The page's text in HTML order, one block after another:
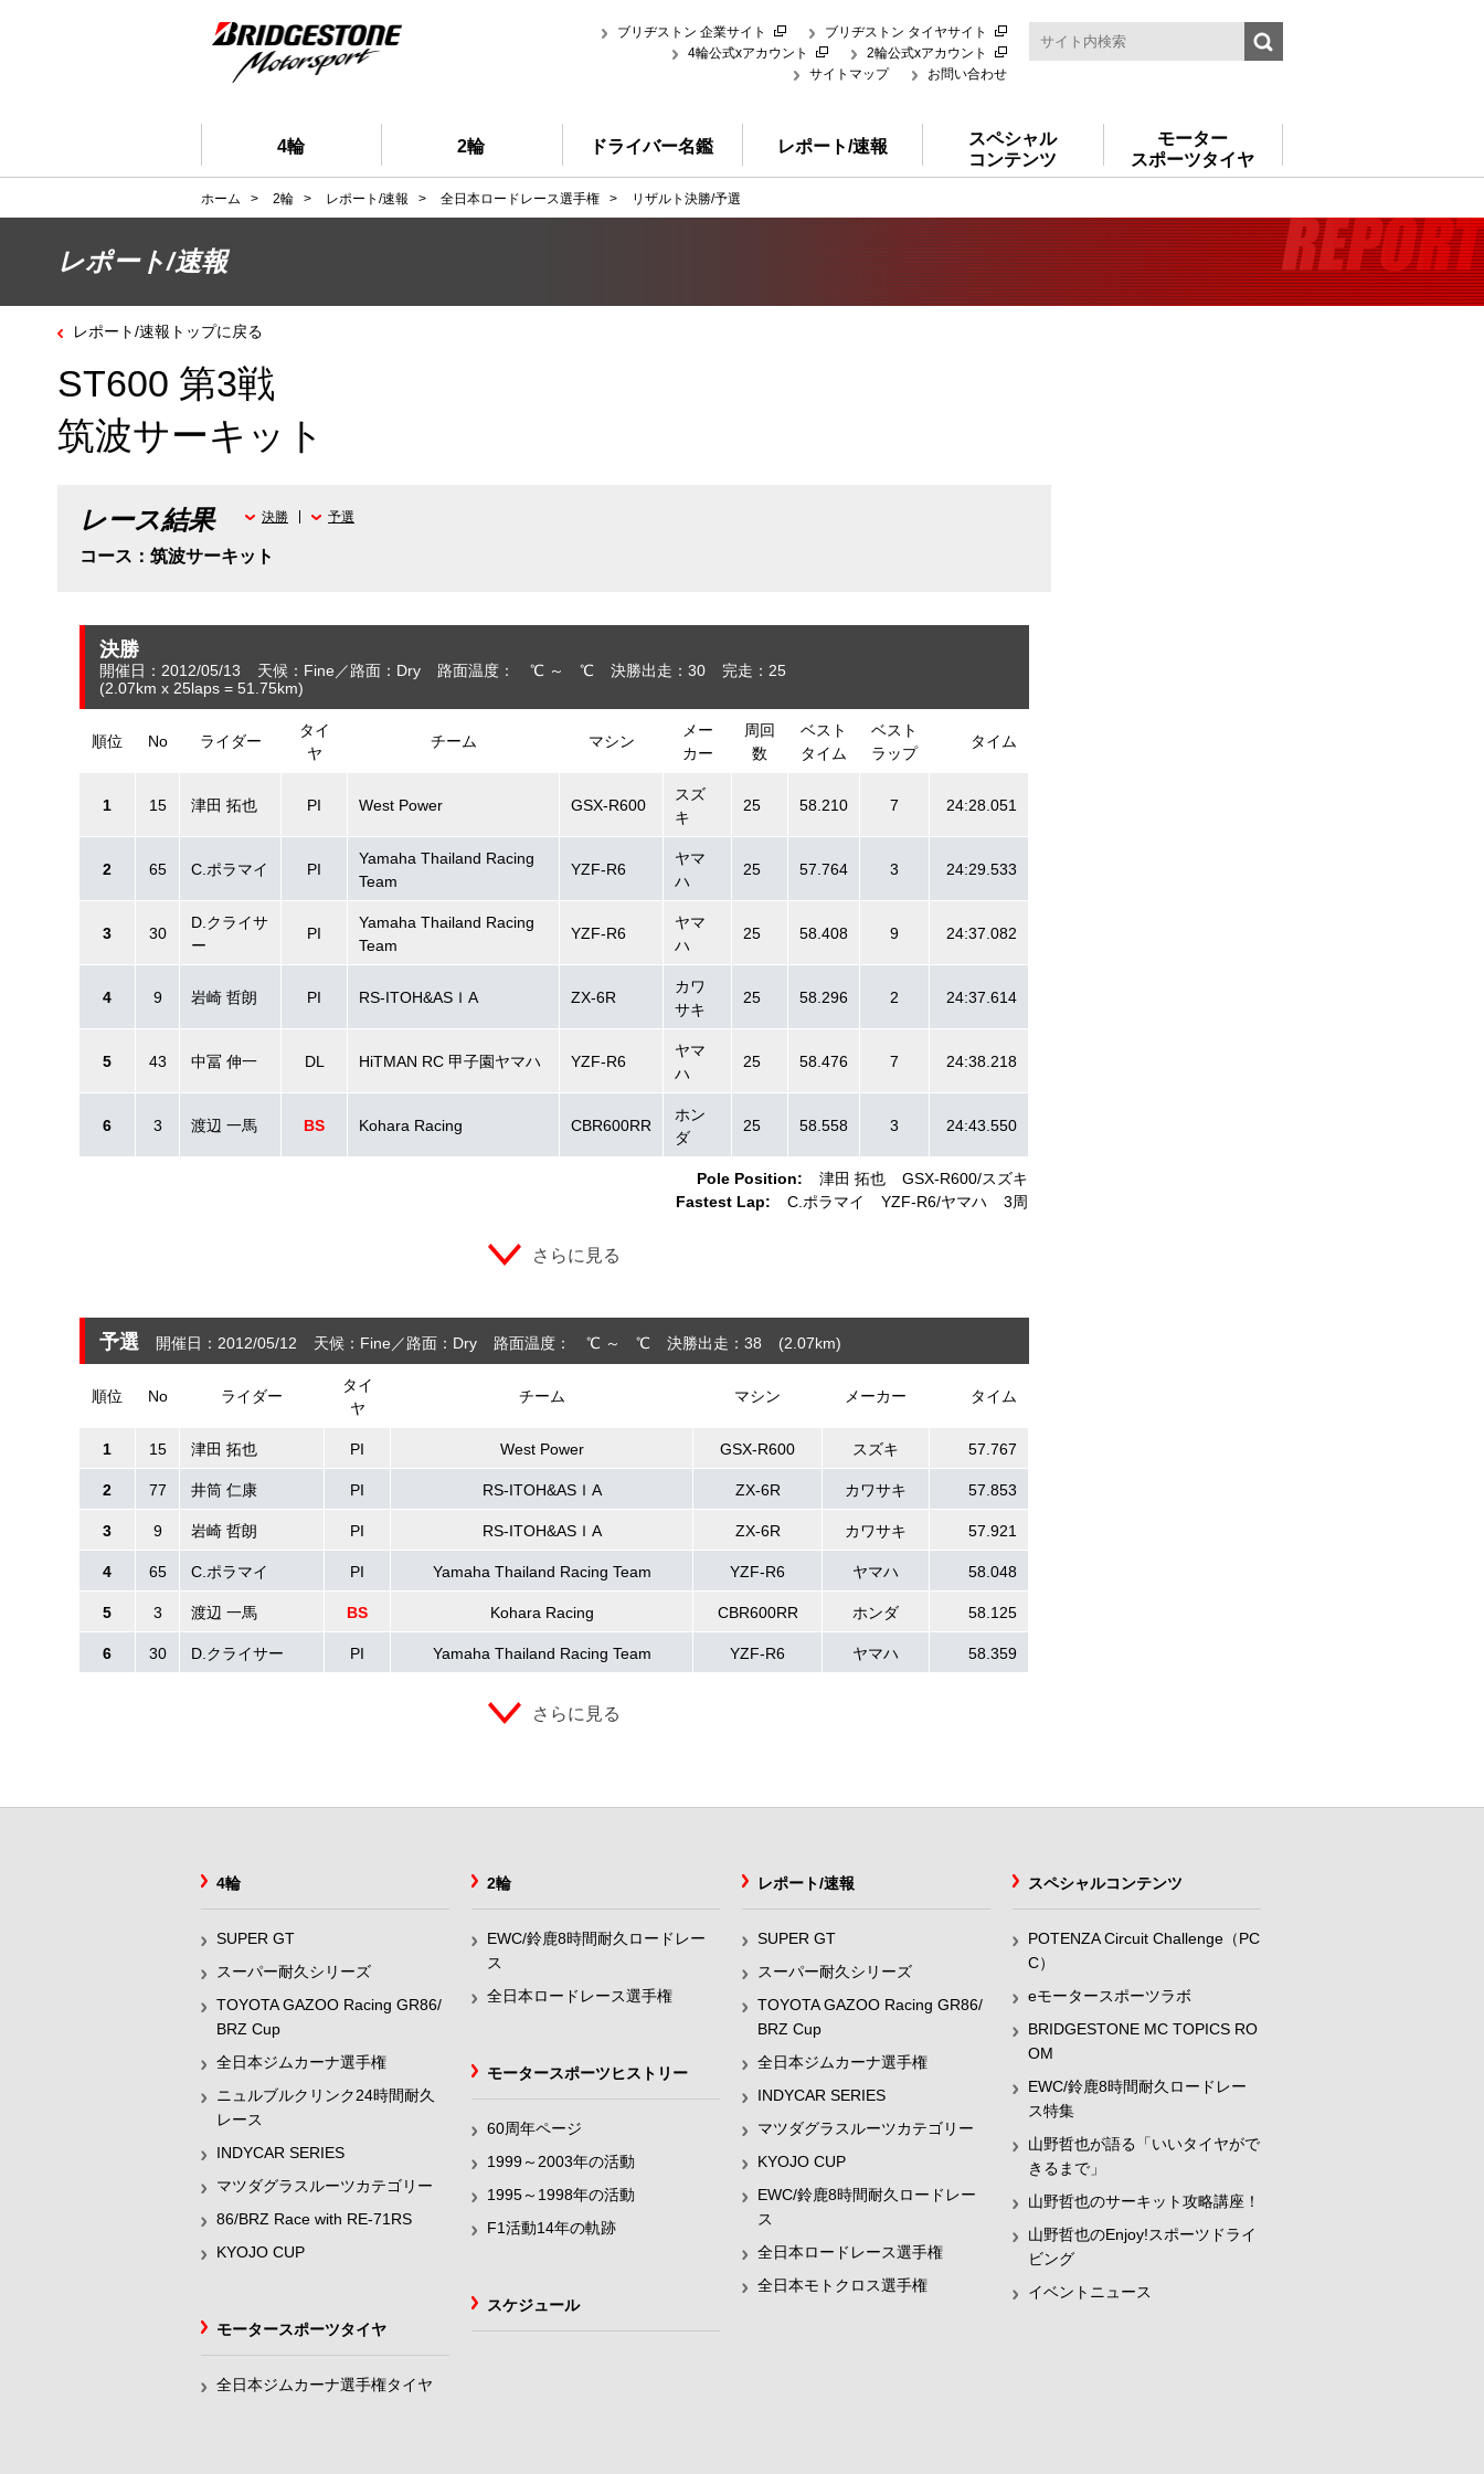
ブリヂストン 企業サイト
ブリヂストン タイヤサイト
4輪公式xアカウント
2輪公式xアカウント
サイトマップ
お問い合わせ
4輪 2輪 ドライバー名鑑 レポート/速報
スペシャル
コンテンツ
モーター
スポーツタイヤ
ホーム > 2輪 > レポート/速報 > 全日本ロードレース選手権 > リザルト決勝/予選
レポート/速報
レポート/速報トップに戻る
ST600 第3戦
筑波サーキット
レース結果
コース：筑波サーキット
決勝 予選
決勝
開催日：2012/05/13 天候：Fine 路面：Dry 路面温度： ℃ ～ ℃ 決勝出走：30
完走：25
(2.07km x 25laps = 51.75km)
順位 No ライダー
タイ
ヤ
チーム マシン
メー
カー
周回
数
ベスト
タイム
ベスト
ラップ
タイム
Pole Position: 津田 拓也 GSX-R600 スズキ
Fastest Lap:
C.ポラマイ YZF-R6 ヤマハ 3周
1 15 津田 拓也 PI West Power GSX-R600
スズ
キ
25 58.210 7 24:28.051
2 65 C.ポラマイ PI
Yamaha Thailand Racing
Team
YZF-R6
ヤマ
ハ
25 57.764 3 24:29.533
3 30
D.クライサ
ー
PI
Yamaha Thailand Racing
Team
YZF-R6
ヤマ
ハ
25 58.408 9 24:37.082
4 9 岩崎 哲朗 PI RS-ITOH&ASＩA ZX-6R
カワ
サキ
25 58.296 2 24:37.614
5 43 中冨 伸一 DL HiTMAN RC 甲子園ヤマハ YZF-R6
ヤマ
ハ
25 58.476 7 24:38.218
6 3 渡辺 一馬 BS Kohara Racing CBR600RR
ホン
ダ
25 58.558 3 24:43.550
さらに見る
予選 開催日：2012/05/12 天候：Fine 路面：Dry 路面温度： ℃ ～ ℃ 決勝出走：38 (2.07km)
順位 No ライダー
タイ
ヤ
チーム マシン メーカー タイム
1 15 津田 拓也 PI West Power GSX-R600 スズキ 57.767
2 77 井筒 仁康 PI RS-ITOH&ASＩA ZX-6R カワサキ 57.853
3 9 岩崎 哲朗 PI RS-ITOH&ASＩA ZX-6R カワサキ 57.921
4 65 C.ポラマイ PI Yamaha Thailand Racing Team YZF-R6 ヤマハ 58.048
5 3 渡辺 一馬 BS Kohara Racing CBR600RR ホンダ 58.125
6 30 D.クライサー PI Yamaha Thailand Racing Team YZF-R6 ヤマハ 58.359
さらに見る
4輪
SUPER GT
スーパー耐久シリーズ
TOYOTA GAZOO Racing GR86/
BRZ Cup
全日本ジムカーナ選手権
ニュルブルクリンク24時間耐久
レース
INDYCAR SERIES
マツダグラスルーツカテゴリー
86/BRZ Race with RE-71RS
KYOJO CUP
2輪
EWC/鈴鹿8時間耐久ロードレー
ス
全日本ロードレース選手権
レポート/速報
SUPER GT
スーパー耐久シリーズ
TOYOTA GAZOO Racing GR86/
BRZ Cup
全日本ジムカーナ選手権
INDYCAR SERIES
マツダグラスルーツカテゴリー
KYOJO CUP
EWC/鈴鹿8時間耐久ロードレー
ス
全日本ロードレース選手権
全日本モトクロス選手権
スペシャルコンテンツ
POTENZA Circuit Challenge（PC
C）
eモータースポーツラボ
BRIDGESTONE MC TOPICS RO
OM
EWC/鈴鹿8時間耐久ロードレー
ス特集
山野哲也が語る「いいタイヤがで
きるまで」
山野哲也のサーキット攻略講座！
山野哲也のEnjoy!スポーツドライ
ビング
イベントニュース
モータースポーツヒストリー
60周年ページ
1999～2003年の活動
1995～1998年の活動
F1活動14年の軌跡
スケジュール
モータースポーツタイヤ
全日本ジムカーナ選手権タイヤ